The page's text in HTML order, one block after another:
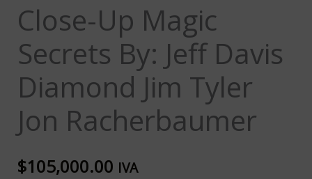
Close-Up Magic
Secrets By: Jeff Davis
Diamond Jim Tyler
Jon Racherbaumer
$105,000.00 IVA
By:
Jeff
Davis
Diamond
Jim
Tyler
Jon
cantidad